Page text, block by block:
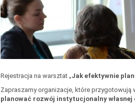
Rejestracja na warsztat „Jak efektywnie
Zapraszamy organizacje, które przygotowują
planować rozwój instytucjonalny